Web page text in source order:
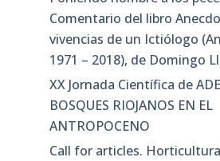
Comentario del libro
vivencias de un Ictiólogo
1971 – 2018), de Domingo
XX Jornada Científica de
BOSQUES RIOJANOS EN EL
ANTROPOCENO
Call for articles.